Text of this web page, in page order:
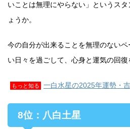
いことは無理にやらない」というス
ょうか。
今の自分が出来ることを無理のない
い日々を過ごして、心身と運気の回復
もっと知る 一白水星の2025年運勢・
8位：八白土星